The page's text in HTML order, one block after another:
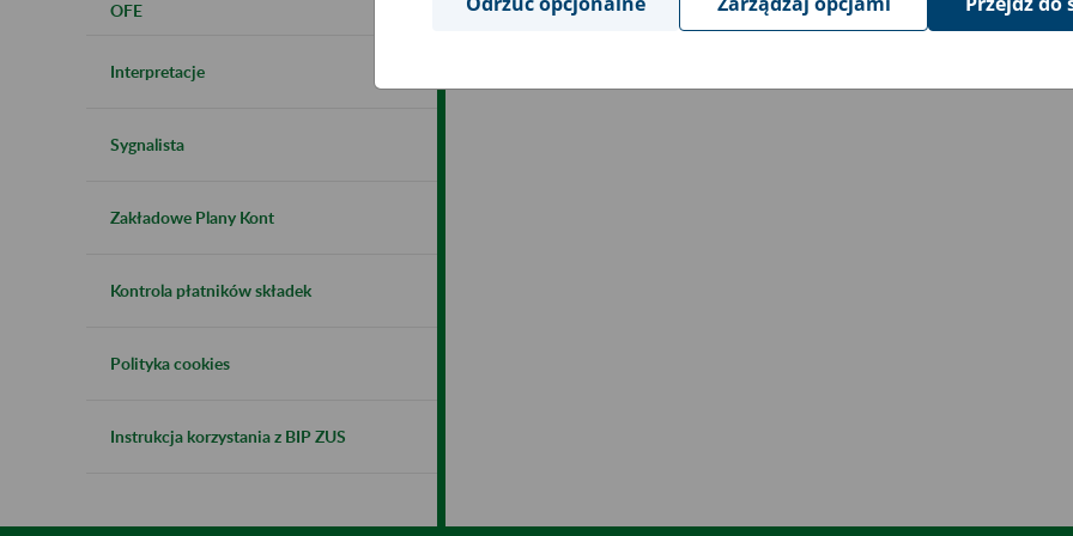
OFE
Interpretacje
Sygnalista
Zakładowe Plany Kont
Kontrola płatników składek
Polityka cookies
Instrukcja korzystania z BIP ZUS